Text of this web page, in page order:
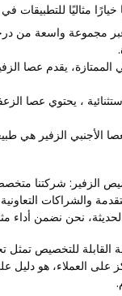
مثاليًا للتطبيقات
مجموعة واسعة من
يقدم عصا
، يحتوي عصا
الأجنبي الزفير هي
شركتنا متخصصة
والشراكات
نحن نضمن أداء
القابلة للتخصيص
العملاء، هو دليل